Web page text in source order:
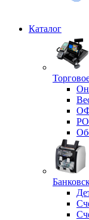
Каталог